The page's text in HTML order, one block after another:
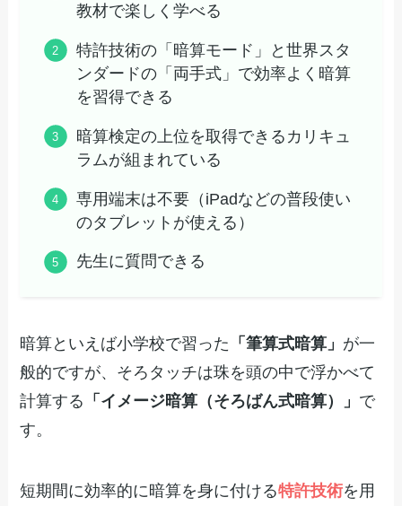
教材で楽しく学べる
特許技術の「暗算モード」と世界スタ
ンダードの「両手式」で効率よく暗算
を習得できる
暗算検定の上位を取得できるカリキュ
ラムが組まれている
専用端末は不要（iPadなどの普段使い
のタブレットが使える）
先生に質問できる
暗算といえば小学校で習った 「筆算式暗算」 が一
般的ですが、そろタッチは珠を頭の中で浮かべて
計算する 「イメージ暗算（そろばん式暗算）」 で
す。
短期間に効率的に暗算を身に付ける特許技術を用